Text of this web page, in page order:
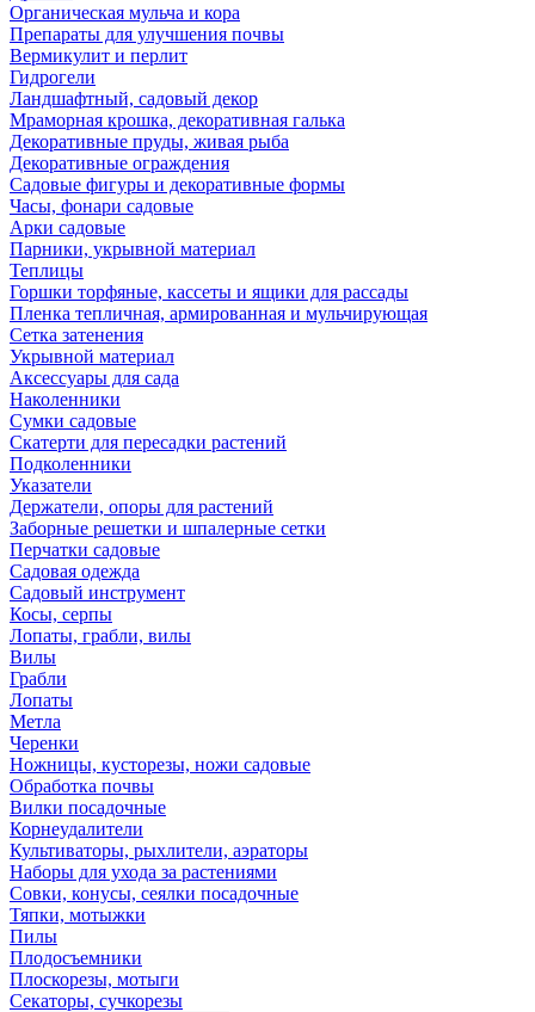
Органическая мульча и кора
Препараты для улучшения почвы
Вермикулит и перлит
Гидрогели
Ландшафтный, садовый декор
Мраморная крошка, декоративная галька
Декоративные пруды, живая рыба
Декоративные ограждения
Садовые фигуры и декоративные формы
Часы, фонари садовые
Арки садовые
Парники, укрывной материал
Теплицы
Горшки торфяные, кассеты и ящики для рассады
Пленка тепличная, армированная и мульчирующая
Сетка затенения
Укрывной материал
Аксессуары для сада
Наколенники
Сумки садовые
Скатерти для пересадки растений
Подколенники
Указатели
Держатели, опоры для растений
Заборные решетки и шпалерные сетки
Перчатки садовые
Садовая одежда
Садовый инструмент
Косы, серпы
Лопаты, грабли, вилы
Вилы
Грабли
Лопаты
Метла
Черенки
Ножницы, кусторезы, ножи садовые
Обработка почвы
Вилки посадочные
Корнеудалители
Культиваторы, рыхлители, аэраторы
Наборы для ухода за растениями
Совки, конусы, сеялки посадочные
Тяпки, мотыжки
Пилы
Плодосъемники
Плоскорезы, мотыги
Секаторы, сучкорезы